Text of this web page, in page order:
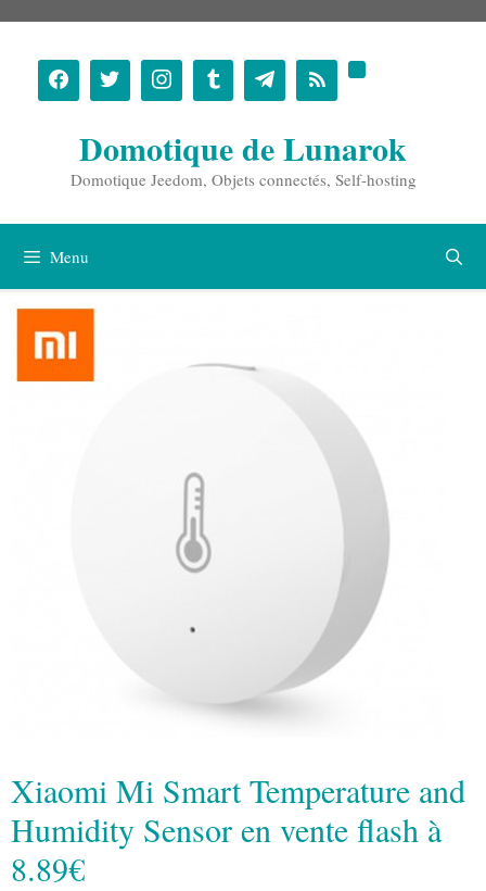
contenu
Domotique de Lunarok
Domotique Jeedom, Objets connectés, Self-hosting
Menu
Xiaomi Mi Smart Temperature and
Humidity Sensor en vente flash à
8.89€